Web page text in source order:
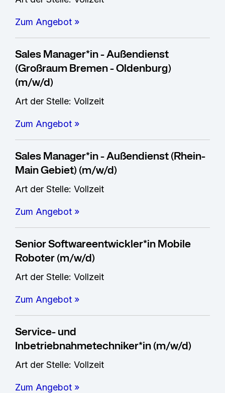
Zum Angebot »
Sales Manager*in - Außendienst
(Großraum Bremen - Oldenburg)
(m/w/d)
Art der Stelle: Vollzeit
Zum Angebot »
Sales Manager*in - Außendienst (Rhein-
Main Gebiet) (m/w/d)
Art der Stelle: Vollzeit
Zum Angebot »
Senior Softwareentwickler*in Mobile
Roboter (m/w/d)
Art der Stelle: Vollzeit
Zum Angebot »
Service- und
Inbetriebnahmetechniker*in (m/w/d)
Art der Stelle: Vollzeit
Zum Angebot »